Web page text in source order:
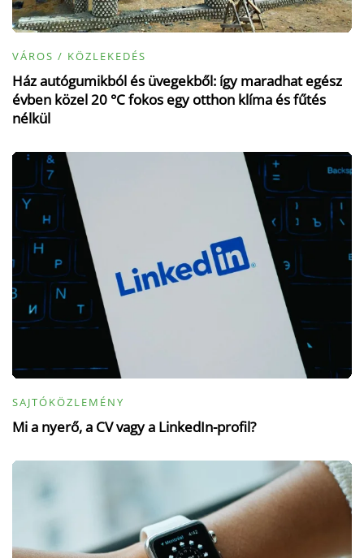
VÁROS / KÖZLEKEDÉS
Ház autógumikból és üvegekből: így maradhat egész
évben közel 20 °C fokos egy otthon klíma és fűtés
nélkül
SAJTÓKÖZLEMÉNY
Mi a nyerő, a CV vagy a LinkedIn-profil?